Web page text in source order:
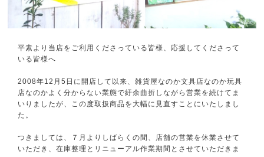
平素より当店をご利用くださっている皆様、応援してくださって
いる皆様へ
2008年12月5日に開店して以来、雑貨屋なのか文具店なのか玩具
店なのかよく分からない業態で紆余曲折しながら営業を続けてま
いりましたが、この度取扱商品を大幅に見直すことにいたしまし
た。
つきましては、７月よりしばらくの間、店舗の営業を休業させて
いただき、在庫整理とリニューアル作業期間とさせていただきま